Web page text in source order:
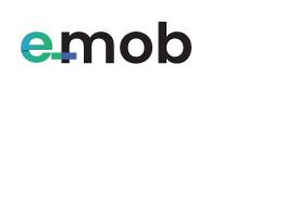
Portes grátis em encomendas